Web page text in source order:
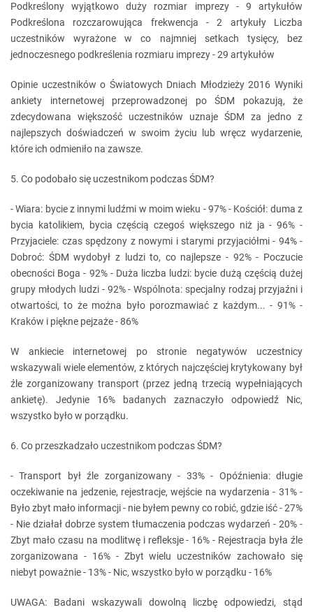
Podkreślony wyjątkowo duży rozmiar imprezy - 9 artykułów
Podkreślona rozczarowująca frekwencja - 2 artykuły Liczba
uczestników wyrażone w co najmniej setkach tysięcy, bez
jednoczesnego podkreślenia rozmiaru imprezy - 29 artykułów
Opinie uczestników o Światowych Dniach Młodzieży 2016 Wyniki
ankiety internetowej przeprowadzonej po ŚDM pokazują, że
zdecydowana większość uczestników uznaje ŚDM za jedno z
najlepszych doświadczeń w swoim życiu lub wręcz wydarzenie,
które ich odmieniło na zawsze.
5. Co podobało się uczestnikom podczas ŚDM?
- Wiara: bycie z innymi ludźmi w moim wieku - 97% - Kościół: duma z
bycia katolikiem, bycia częścią czegoś większego niż ja - 96% -
Przyjaciele: czas spędzony z nowymi i starymi przyjaciółmi - 94% -
Dobroć: ŚDM wydobył z ludzi to, co najlepsze - 92% - Poczucie
obecności Boga - 92% - Duża liczba ludzi: bycie dużą częścią dużej
grupy młodych ludzi - 92% - Wspólnota: specjalny rodzaj przyjaźni i
otwartości, to że można było porozmawiać z każdym... - 91% -
Kraków i piękne pejzaże - 86%
W ankiecie internetowej po stronie negatywów uczestnicy
wskazywali wiele elementów, z których najczęściej krytykowany był
źle zorganizowany transport (przez jedną trzecią wypełniających
ankietę). Jedynie 16% badanych zaznaczyło odpowiedź Nic,
wszystko było w porządku.
6. Co przeszkadzało uczestnikom podczas ŚDM?
- Transport był źle zorganizowany - 33% - Opóźnienia: długie
oczekiwanie na jedzenie, rejestracje, wejście na wydarzenia - 31% -
Było zbyt mało informacji - nie byłem pewny co robić, gdzie iść - 27%
- Nie działał dobrze system tłumaczenia podczas wydarzeń - 20% -
Zbyt mało czasu na modlitwę i refleksje - 16% - Rejestracja była źle
zorganizowana - 16% - Zbyt wielu uczestników zachowało się
niebyt poważnie - 13% - Nic, wszystko było w porządku - 16%
UWAGA: Badani wskazywali dowolną liczbę odpowiedzi, stąd